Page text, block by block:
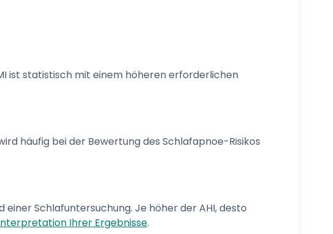
ist statistisch mit einem höheren erforderlichen
häufig bei der Bewertung des Schlafapnoe-Risikos
Schlafuntersuchung. Je höher der AHI, desto
Ihrer Ergebnisse.